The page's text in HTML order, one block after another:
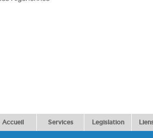
Accueil Services Legislation